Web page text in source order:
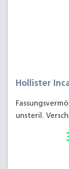
Hollister
unsteril.